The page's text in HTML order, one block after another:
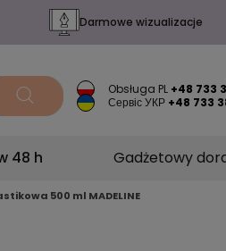
Darmowe wizualizacje
Obsługa PL +48 733
Сервіс УКР +48 733
48 h Gadżetowy
500 ml MADELINE